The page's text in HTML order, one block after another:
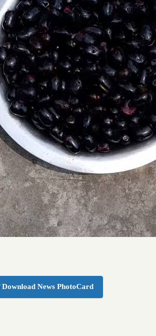
News PhotoCard